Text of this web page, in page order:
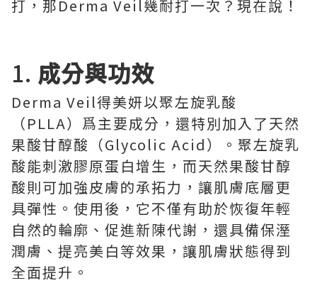
打，那Derma Veil幾耐打一次？現在說！
1. 成分與功效
Derma Veil得美妍以聚左旋乳酸
（PLLA）爲主要成分，還特別加入了天然
果酸甘醇酸（Glycolic Acid）。聚左旋乳
酸能刺激膠原蛋白增生，而天然果酸甘醇
酸則可加強皮膚的承拓力，讓肌膚底層更
具彈性。使用後，它不僅有助於恢復年輕
自然的輪廓、促進新陳代謝，還具備保溼
潤膚、提亮美白等效果，讓肌膚狀態得到
全面提升。